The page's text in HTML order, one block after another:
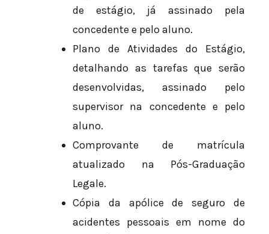
de estágio, já assinado pela
concedente e pelo aluno.
Plano de Atividades do Estágio,
detalhando as tarefas que serão
desenvolvidas, assinado pelo
supervisor na concedente e pelo
aluno.
Comprovante de matrícula
atualizado na Pós-Graduação
Legale.
Cópia da apólice de seguro de
acidentes pessoais em nome do